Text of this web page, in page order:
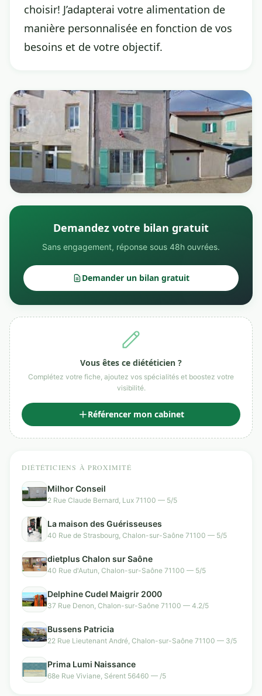
choisir! J’adapterai votre alimentation de
manière personnalisée en fonction de vos
besoins et de votre objectif.
Demandez votre bilan gratuit
Sans engagement, réponse sous 48h ouvrées.
Demander un bilan gratuit
Vous êtes ce diététicien ?
Complétez votre fiche, ajoutez vos spécialités et boostez votre
visibilité.
Référencer mon cabinet
DIÉTÉTICIENS À PROXIMITÉ
Milhor Conseil
2 Rue Claude Bernard, Lux 71100 — 5/5
La maison des Guérisseuses
40 Rue de Strasbourg, Chalon-sur-Saône 71100 — 5/5
dietplus Chalon sur Saône
40 Rue d'Autun, Chalon-sur-Saône 71100 — 5/5
Delphine Cudel Maigrir 2000
37 Rue Denon, Chalon-sur-Saône 71100 — 4.2/5
Bussens Patricia
22 Rue Lieutenant André, Chalon-sur-Saône 71100 — 3/5
Prima Lumi Naissance
68e Rue Viviane, Sérent 56460 — /5